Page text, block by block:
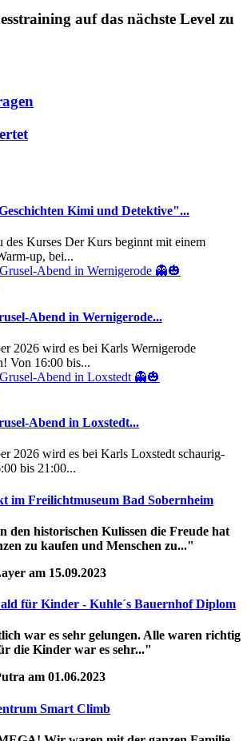
auf das nächste Level zu
Kimi und Detektive"...
des Kurses Der Kurs beginnt mit einem
up, bei...
Abend in Wernigerode...
2026 wird es bei Karls Wernigerode
Von 16:00 bis...
Abend in Loxstedt...
2026 wird es bei Karls Loxstedt schaurig-
bis 21:00...
im Freilichtmuseum Bad Sobernheim
den historischen Kulissen die Freude hat
zu kaufen und Menschen zu..."
am 15.09.2023
für Kinder - Kuhle´s Bauernhof Diplom
war es sehr gelungen. Alle waren richtig
die Kinder war es sehr..."
am 01.06.2023
Smart Climb